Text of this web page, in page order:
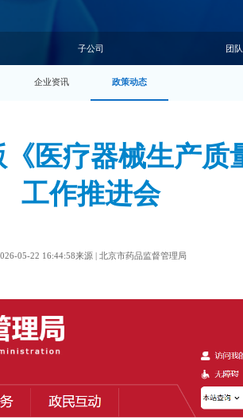
子公司 团
企业资讯 政策动态
医疗器械生产质
工作推进会
05-22 16:44:58来源 | 北京市药品监督管理局